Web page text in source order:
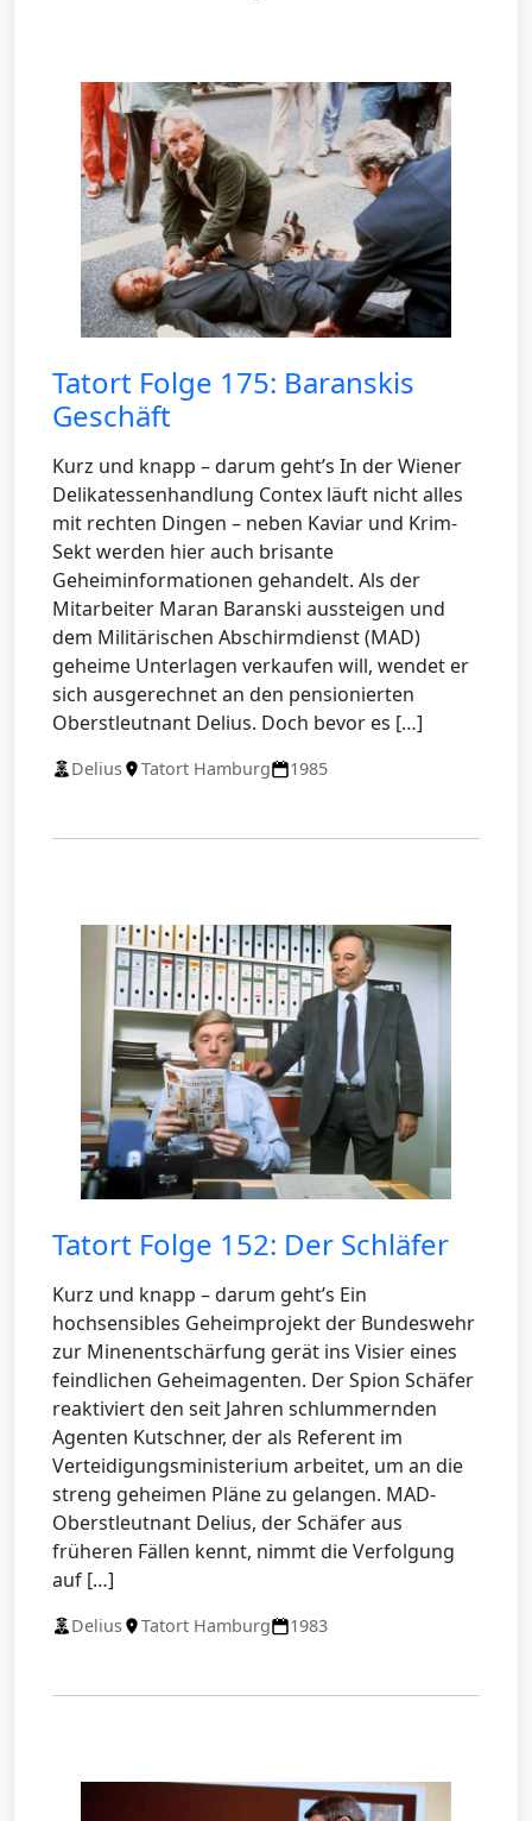
Tatort Folge 175: Baranskis
Geschäft
Kurz und knapp – darum geht’s In der Wiener
Delikatessenhandlung Contex läuft nicht alles
mit rechten Dingen – neben Kaviar und Krim-
Sekt werden hier auch brisante
Geheiminformationen gehandelt. Als der
Mitarbeiter Maran Baranski aussteigen und
dem Militärischen Abschirmdienst (MAD)
geheime Unterlagen verkaufen will, wendet er
sich ausgerechnet an den pensionierten
Oberstleutnant Delius. Doch bevor es […]
Delius Tatort Hamburg 1985
Tatort Folge 152: Der Schläfer
Kurz und knapp – darum geht’s Ein
hochsensibles Geheimprojekt der Bundeswehr
zur Minenentschärfung gerät ins Visier eines
feindlichen Geheimagenten. Der Spion Schäfer
reaktiviert den seit Jahren schlummernden
Agenten Kutschner, der als Referent im
Verteidigungsministerium arbeitet, um an die
streng geheimen Pläne zu gelangen. MAD-
Oberstleutnant Delius, der Schäfer aus
früheren Fällen kennt, nimmt die Verfolgung
auf […]
Delius Tatort Hamburg 1983